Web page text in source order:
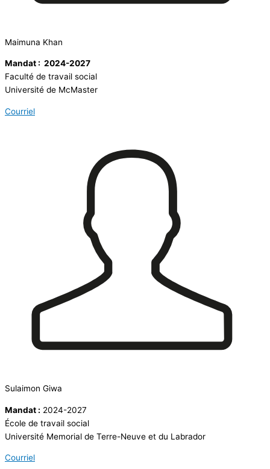
Maimuna Khan
Mandat : 2024-2027
Faculté de travail social
Université de McMaster
Courriel
Sulaimon Giwa
Mandat : 2024-2027
École de travail social
Université Memorial de Terre-Neuve et du Labrador
Courriel